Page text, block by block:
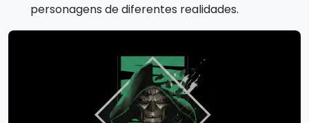
personagens de diferentes realidades.